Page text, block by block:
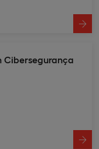
Cibersegurança